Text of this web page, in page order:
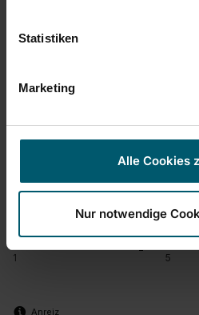
Statistiken
Marketing
Alle Cookies
Nur notwendige
Bezug Fensterwischer 2in1 XL Pro
Die Bedienung ist simpel, der
teilweise schlieren, daher ein
5 1
quality d'produit
1 5
Anreiz